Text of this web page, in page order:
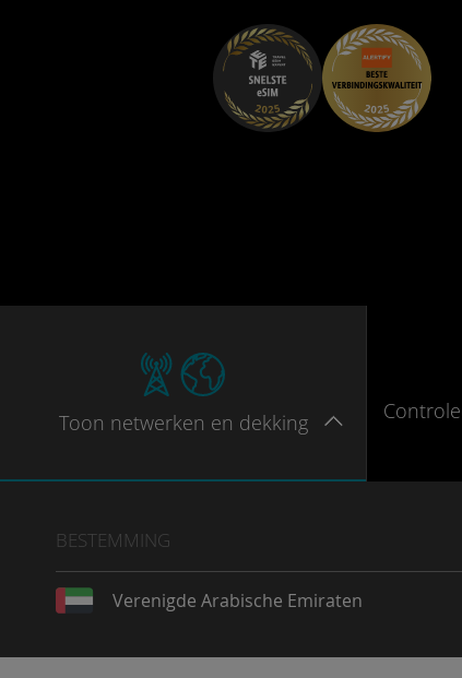
Toon netwerken en dekking
BESTEMMING
Verenigde Arabische Emiraten